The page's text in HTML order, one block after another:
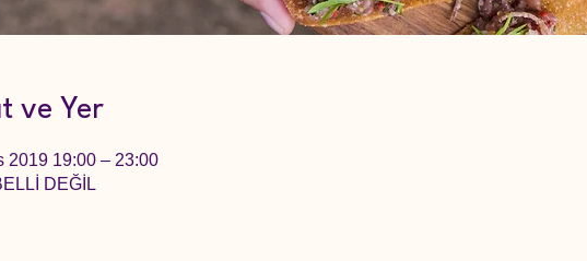
ve Yer
2019 19:00 – 23:00
DEĞİL